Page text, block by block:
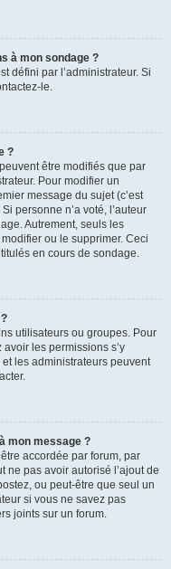
à mon sondage ?
défini par l’administrateur. Si
le.
?
être modifiés que par
Pour modifier un
message du sujet (c’est
personne n’a voté, l’auteur
Autrement, seuls les
ou le supprimer. Ceci
en cours de sondage.
utilisateurs ou groupes. Pour
les permissions s’y
les administrateurs peuvent
mon message ?
accordée par forum, par
ne pas avoir autorisé l’ajout de
ou peut-être que seul un
si vous ne savez pas
joints sur un forum.